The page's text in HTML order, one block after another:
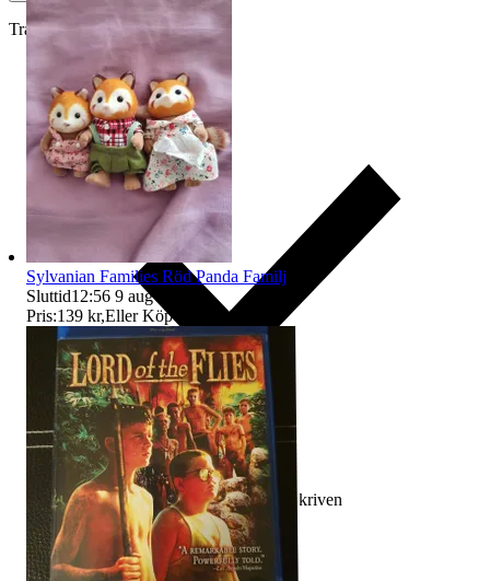
Traderas köparskydd
Ersättning om varan inte är som beskriven
Sylvanian Families Röd Panda Familj
Sluttid12:56 9 aug 12:56
Pris:139 kr,Eller Köp nu 150 kr